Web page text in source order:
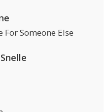
For Someone Else